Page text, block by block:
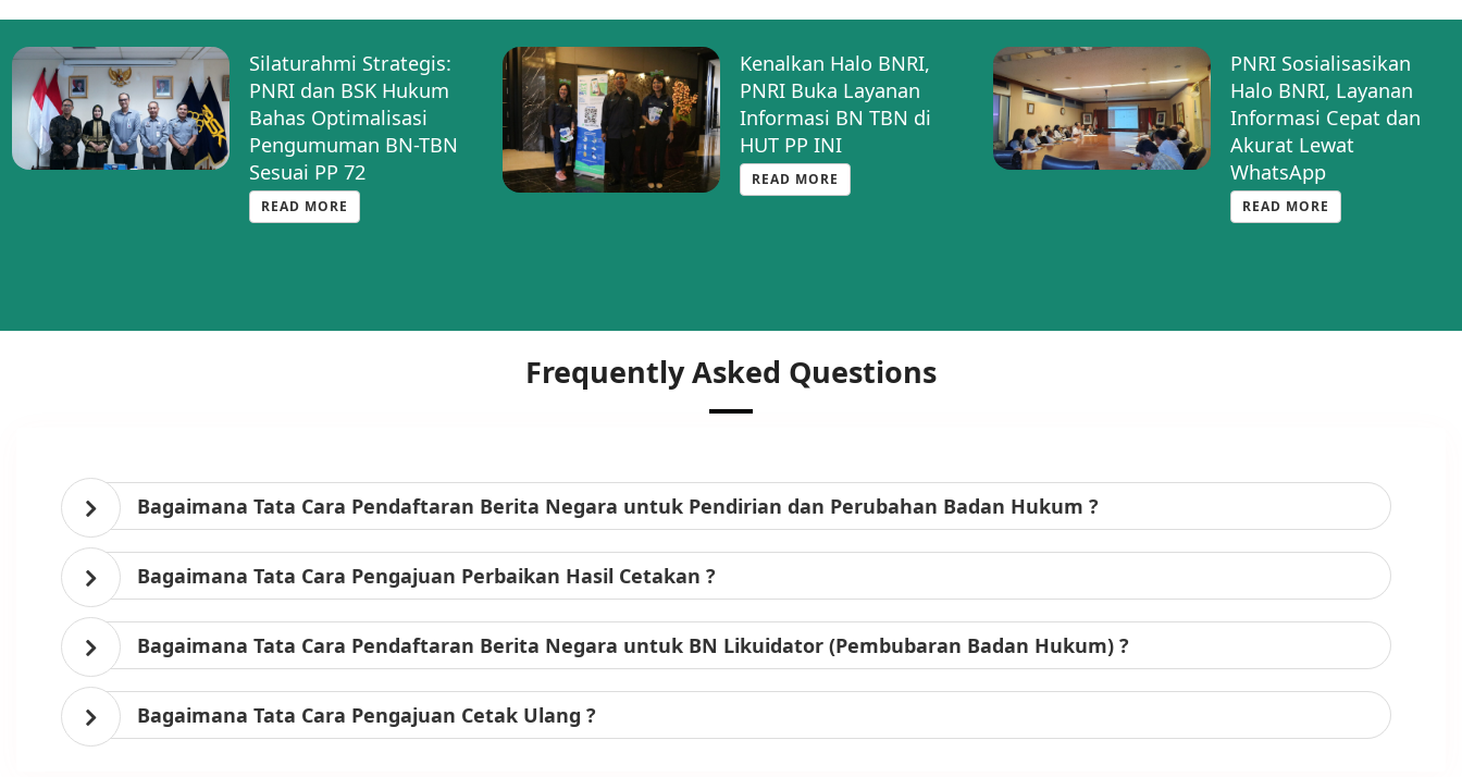
Silaturahmi Strategis:
PNRI dan BSK Hukum
Bahas Optimalisasi
Pengumuman BN-TBN
Sesuai PP 72
READ MORE
Kenalkan Halo BNRI,
PNRI Buka Layanan
Informasi BN TBN di
HUT PP INI
READ MORE
PNRI Sosialisasikan
Halo BNRI, Layanan
Informasi Cepat dan
Akurat Lewat
WhatsApp
READ MORE
Frequently Asked Questions
Bagaimana Tata Cara Pendaftaran Berita Negara untuk Pendirian dan Perubahan Badan Hukum ?
Bagaimana Tata Cara Pengajuan Perbaikan Hasil Cetakan ?
Bagaimana Tata Cara Pendaftaran Berita Negara untuk BN Likuidator (Pembubaran Badan Hukum) ?
Bagaimana Tata Cara Pengajuan Cetak Ulang ?